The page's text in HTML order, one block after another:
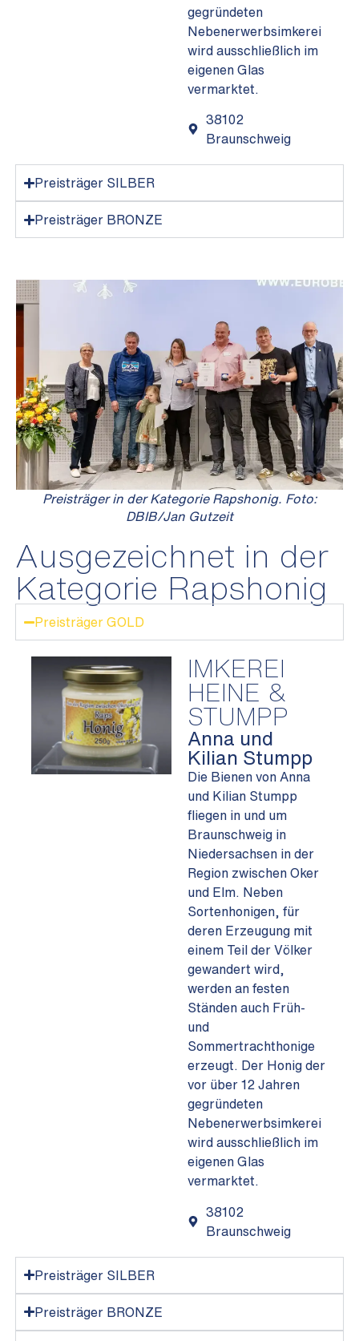
gegründeten
Nebenerwerbsimkerei
wird ausschließlich im
eigenen Glas
vermarktet.
38102
Braunschweig
Preisträger SILBER
Preisträger BRONZE
Preisträger in der Kategorie Rapshonig. Foto:
DBIB/Jan Gutzeit
Ausgezeichnet in der
Kategorie Rapshonig
Preisträger GOLD
IMKEREI
HEINE &
STUMPP
Anna und
Kilian Stumpp
Die Bienen von Anna
und Kilian Stumpp
fliegen in und um
Braunschweig in
Niedersachsen in der
Region zwischen Oker
und Elm. Neben
Sortenhonigen, für
deren Erzeugung mit
einem Teil der Völker
gewandert wird,
werden an festen
Ständen auch Früh-
und
Sommertrachthonige
erzeugt. Der Honig der
vor über 12 Jahren
gegründeten
Nebenerwerbsimkerei
wird ausschließlich im
eigenen Glas
vermarktet.
38102
Braunschweig
Preisträger SILBER
Preisträger BRONZE